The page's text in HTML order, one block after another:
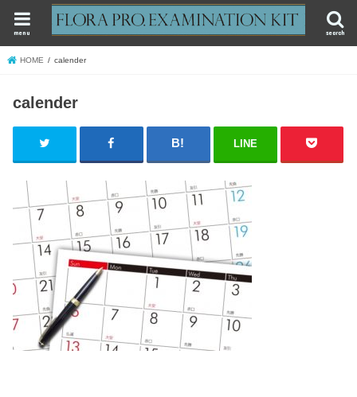
search
menu
HOME calender
calender
LINE